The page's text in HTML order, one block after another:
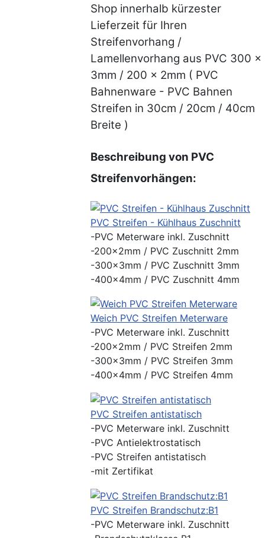
Shop innerhalb kürzester
Lieferzeit für Ihren
Streifenvorhang /
Lamellenvorhang aus PVC 300 x
3mm / 200 x 2mm ( PVC
Bahnenware - PVC Bahnen
Streifen in 30cm / 20cm / 40cm
Breite )
Beschreibung von PVC
Streifenvorhängen:
PVC Streifen - Kühlhaus Zuschnitt
-PVC Meterware inkl. Zuschnitt
-200x2mm / PVC Zuschnitt 2mm
-300x3mm / PVC Zuschnitt 3mm
-400x4mm / PVC Zuschnitt 4mm
Weich PVC Streifen Meterware
-PVC Meterware inkl. Zuschnitt
-200x2mm / PVC Streifen 2mm
-300x3mm / PVC Streifen 3mm
-400x4mm / PVC Streifen 4mm
PVC Streifen antistatisch
-PVC Meterware inkl. Zuschnitt
-PVC Antielektrostatisch
-PVC Streifen antistatisch
-mit Zertifikat
PVC Streifen Brandschutz:B1
-PVC Meterware inkl. Zuschnitt